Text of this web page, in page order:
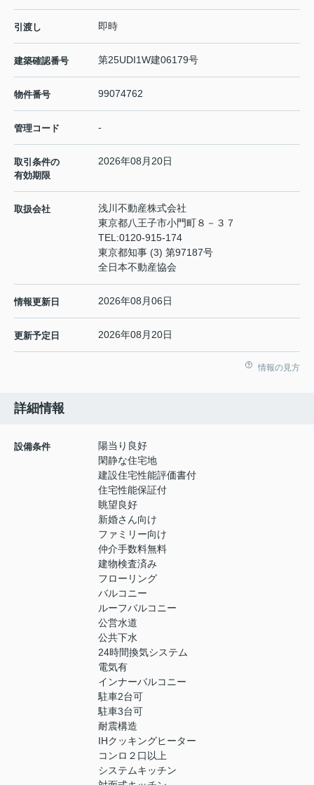
引渡し 即時
建築確認番号 第25UDI1W建06179号
物件番号 99074762
管理コード -
取引条件の
有効期限
2026年08月20日
取扱会社
浅川不動産株式会社
東京都八王子市小門町８－３７
TEL:0120-915-174
東京都知事 (3) 第97187号
全日本不動産協会
情報更新日 2026年08月06日
更新予定日 2026年08月20日
情報の見方
詳細情報
設備条件
陽当り良好
閑静な住宅地
建設住宅性能評価書付
住宅性能保証付
眺望良好
新婚さん向け
ファミリー向け
仲介手数料無料
建物検査済み
フローリング
バルコニー
ルーフバルコニー
公営水道
公共下水
24時間換気システム
電気有
インナーバルコニー
駐車2台可
駐車3台可
耐震構造
IHクッキングヒーター
コンロ２口以上
システムキッチン